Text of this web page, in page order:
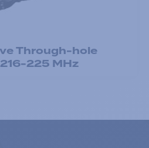
Through-hole
225 MHz